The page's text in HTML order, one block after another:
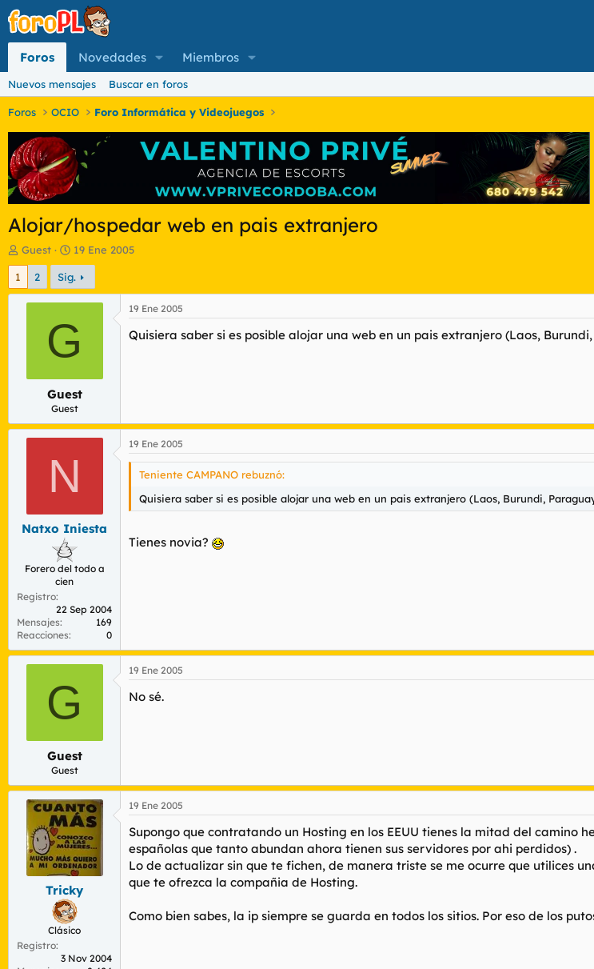
Foros Novedades Miembros
Nuevos mensajes Buscar en foros
Foros OCIO Foro Informática y Videojuegos
Alojar/hospedar web en pais extranjero
I
n
c
d
t
e
Guest
F
e
c
h
a
e
i
i
c
i
o
19 Ene 2005
1 2 Sig.
G
Guest
Guest
19 Ene 2005
Quisiera saber si es posible alojar una web en un pais extranjero (Laos,
N
Natxo Iniesta
Forero del todo a
cien
Registro
22 Sep 2004
Mensajes
169
Reacciones
0
19 Ene 2005
Teniente CAMPANO rebuznó:
Quisiera saber si es posible alojar una web en un pais extranjero (Laos, Burundi,
Tienes novia?
G
Guest
Guest
19 Ene 2005
No sé.
Tricky
Clásico
Registro
3 Nov 2004
19 Ene 2005
Supongo que contratando un Hosting en los EEUU tienes la mitad del camino
españolas que tanto abundan ahora tienen sus servidores por ahi perdidos) .
Lo de actualizar sin que te fichen, de manera triste se me ocurre que utilices
que te ofrezca la compañia de Hosting.
Como bien sabes, la ip siempre se guarda en todos los sitios. Por eso de los